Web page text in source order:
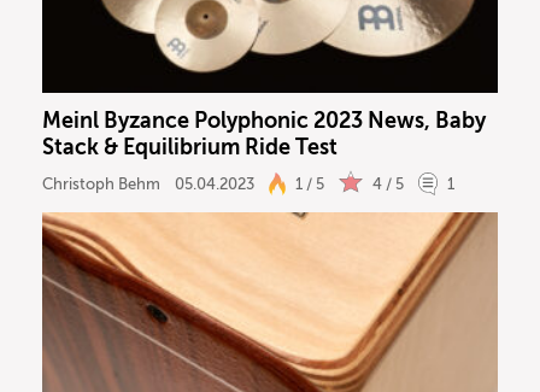
Meinl Byzance Polyphonic 2023 News, Baby
Stack & Equilibrium Ride Test
Christoph Behm 05.04.2023 1 / 5 4 / 5 1